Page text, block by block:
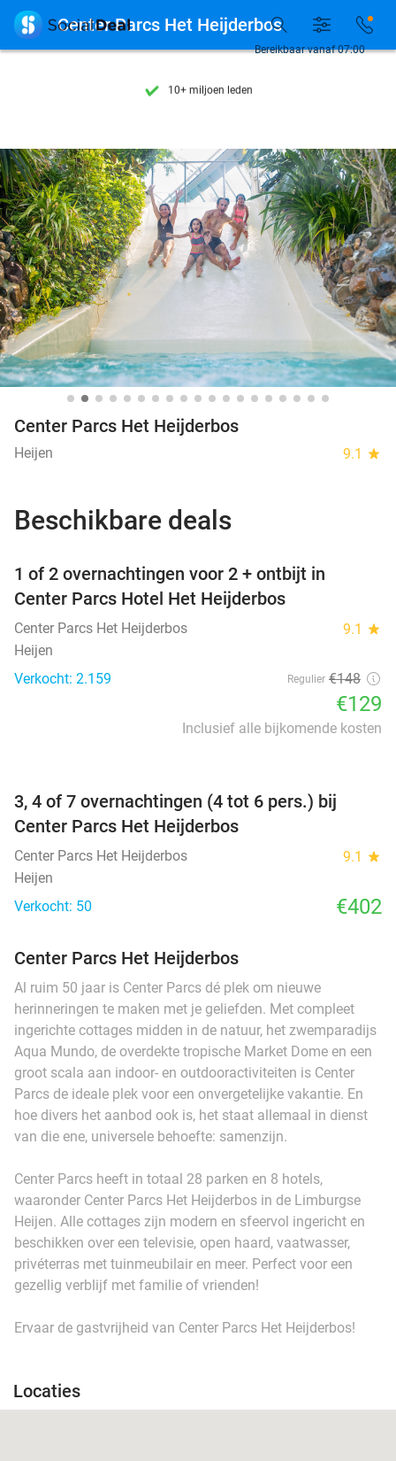
7 dagen per week beschikbaar
7 dagen per week beschikbaar
10+ miljoen leden
Bereikbaar vanaf 07:00
 Center Parcs Het Heijderbos
Center Parcs Het Heijderbos
Heijen 9.1 star
Beschikbare deals
1 of 2 overnachtingen voor 2 + ontbijt in
Center Parcs Hotel Het Heijderbos
Center Parcs Het Heijderbos 9.1 star
Heijen
Verkocht: 2.159
Regulier €148
€129
Inclusief alle bijkomende kosten
3, 4 of 7 overnachtingen (4 tot 6 pers.) bij
Center Parcs Het Heijderbos
Center Parcs Het Heijderbos 9.1 star
Heijen
Verkocht: 50
€402
Center Parcs Het Heijderbos
Al ruim 50 jaar is Center Parcs dé plek om nieuwe
herinneringen te maken met je geliefden. Met compleet
ingerichte cottages midden in de natuur, het zwemparadijs
Aqua Mundo, de overdekte tropische Market Dome en een
groot scala aan indoor- en outdooractiviteiten is Center
Parcs de ideale plek voor een onvergetelijke vakantie. En
hoe divers het aanbod ook is, het staat allemaal in dienst
van die ene, universele behoefte: samenzijn.
Center Parcs heeft in totaal 28 parken en 8 hotels,
waaronder Center Parcs Het Heijderbos in de Limburgse
Heijen. Alle cottages zijn modern en sfeervol ingericht en
beschikken over een televisie, open haard, vaatwasser,
privéterras met tuinmeubilair en meer. Perfect voor een
gezellig verblijf met familie of vrienden!
Ervaar de gastvrijheid van Center Parcs Het Heijderbos!
Locaties